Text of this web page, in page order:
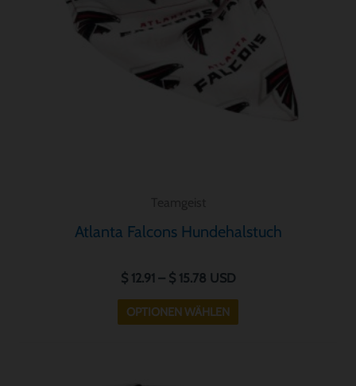
Atlanta Falcons Hundehalstuch
$12.91 – $15.78 USD
OPTIONEN WÄHLEN
Optionen
können
der
Produktseite